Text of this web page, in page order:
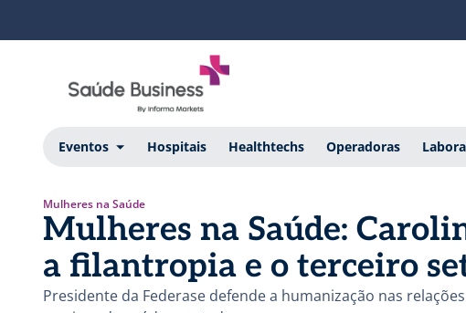
Eventos Hospitais Healthtechs Operadoras
Mulheres na Saúde
Mulheres na Saúde:
a filantropia e o terceiro
Presidente da Federase defende a humanização nas